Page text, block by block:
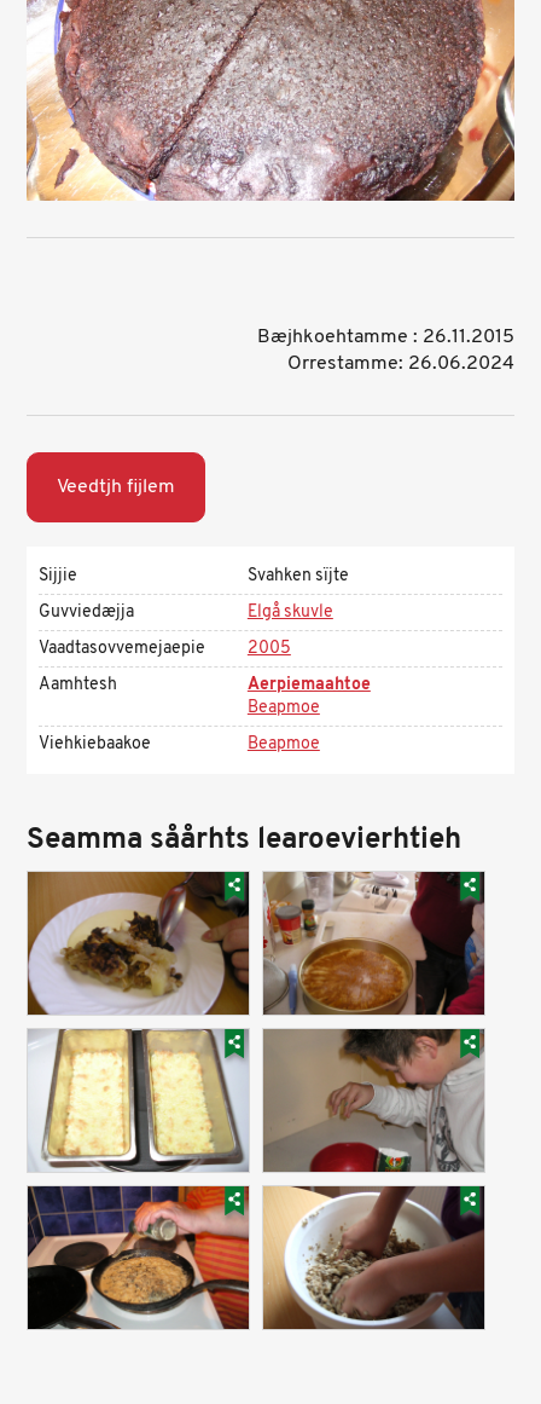
Bæjhkoehtamme : 26.11.2015
Orrestamme: 26.06.2024
Veedtjh fijlem
Sijjie
Svahken sïjte
Guvviedæjja
Elgå skuvle
Vaadtasovvemejaepie
2005
Aamhtesh
Aerpiemaahtoe
Beapmoe
Viehkiebaakoe
Beapmoe
Seamma såårhts learoevierhtieh